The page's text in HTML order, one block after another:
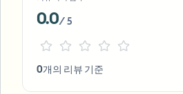
0.0/ 5
0개의 리뷰 기준